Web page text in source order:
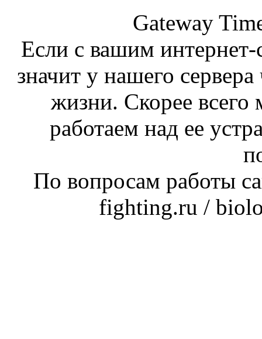
Gateway
Если с вашим интернет-
значит у нашего
жизни. Скорее
работаем над ее
По вопросам работы
fighting.ru /